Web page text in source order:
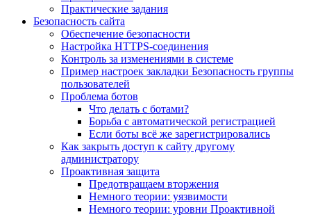
Практические задания
Безопасность сайта
Обеспечение безопасности
Настройка HTTPS-соединения
Контроль за изменениями в системе
Пример настроек закладки Безопасность группы
пользователей
Проблема ботов
Что делать с ботами?
Борьба с автоматической регистрацией
Если боты всё же зарегистрировались
Как закрыть доступ к сайту другому
администратору
Проактивная защита
Предотвращаем вторжения
Немного теории: уязвимости
Немного теории: уровни Проактивной